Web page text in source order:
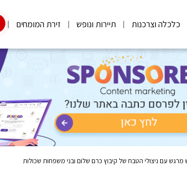
כלכלה וצרכנות תיירות ונופש זירת המומחים
עם ניצולי הטבח של קיבוץ כרם שלום ובני משפחות שכולות